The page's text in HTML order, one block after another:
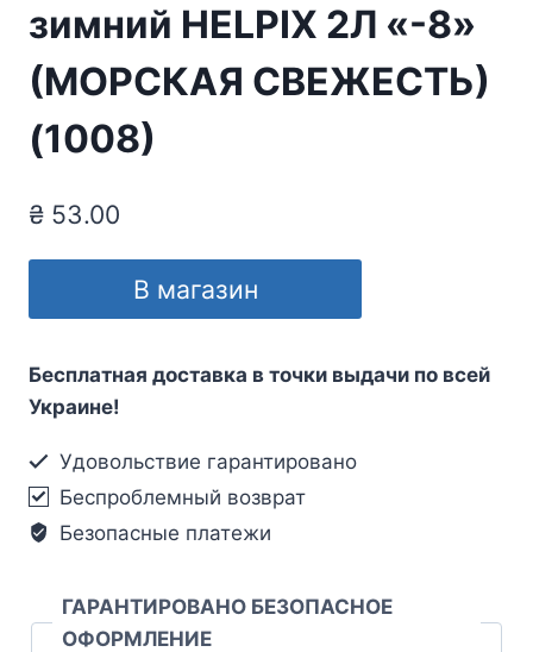
зимний HELPIX 2Л «-8»
(МОРСКАЯ СВЕЖЕСТЬ)
(1008)
₴ 53.00
В магазин
Бесплатная доставка в точки выдачи по всей
Украине!
Удовольствие гарантировано
Беспроблемный возврат
Безопасные платежи
ГАРАНТИРОВАНО БЕЗОПАСНОЕ
ОФОРМЛЕНИЕ